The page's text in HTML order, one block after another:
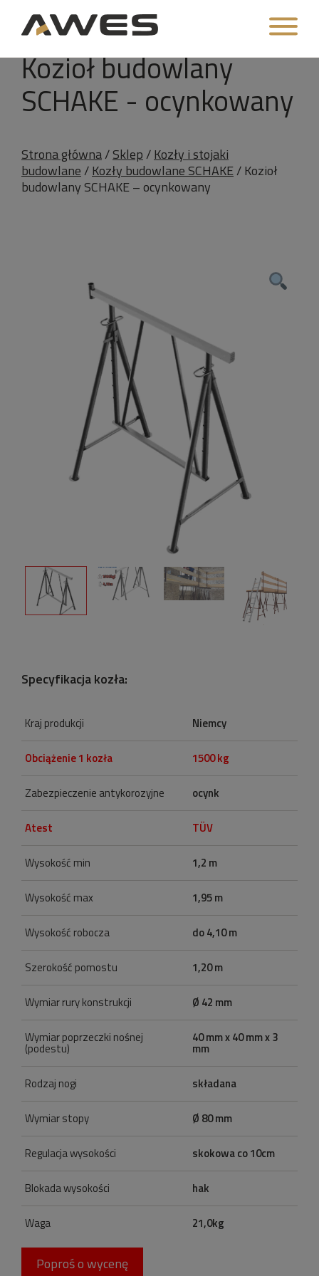
Kozioł budowlany
SCHAKE - ocynkowany
Strona główna/Sklep/Kozły i stojaki
budowlane/Kozły budowlane SCHAKE/ Kozioł
budowlany SCHAKE – ocynkowany
Specyfikacja kozła:
Kraj produkcji Niemcy
Obciążenie 1 kozła 1500 kg
Zabezpieczenie antykorozyjne ocynk
Atest TÜV
Wysokość min 1,2 m
Wysokość max 1,95 m
Wysokość robocza do 4,10 m
Szerokość pomostu 1,20 m
Wymiar rury konstrukcji Ø 42 mm
Wymiar poprzeczki nośnej
(podestu)
40 mm x 40 mm x 3
mm
Rodzaj nogi składana
Wymiar stopy Ø 80 mm
Regulacja wysokości skokowa co 10cm
Blokada wysokości hak
Waga 21,0kg
Poproś o wycenę